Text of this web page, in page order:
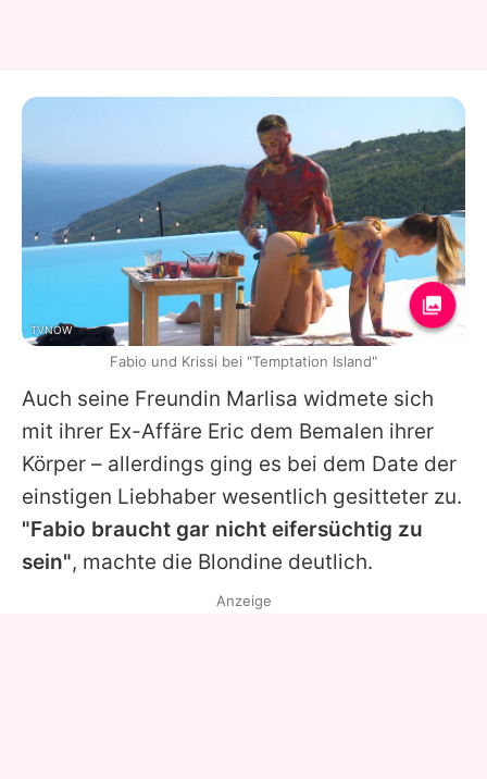
Auch seine Freundin Marlisa widmete sich
mit ihrer Ex-Affäre Eric dem Bemalen ihrer
Körper – allerdings ging es bei dem Date der
einstigen Liebhaber wesentlich gesitteter zu.
"Fabio braucht gar nicht eifersüchtig zu
sein", machte die Blondine deutlich.
TVNOW
Fabio und Krissi bei "Temptation Island"
Anzeige